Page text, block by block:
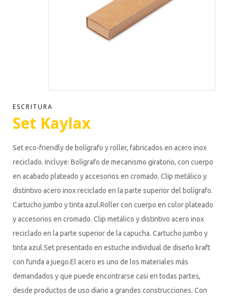
ESCRITURA
Set Kaylax
Set eco-friendly de bolígrafo y roller, fabricados en acero inox
reciclado. Incluye: Bolígrafo de mecanismo giratorio, con cuerpo
en acabado plateado y accesorios en cromado. Clip metálico y
distintivo acero inox reciclado en la parte superior del bolígrafo.
Cartucho jumbo y tinta azul.Roller con cuerpo en color plateado
y accesorios en cromado. Clip metálico y distintivo acero inox
reciclado en la parte superior de la capucha. Cartucho jumbo y
tinta azul.Set presentado en estuche individual de diseño kraft
con funda a juego.El acero es uno de los materiales más
demandados y que puede encontrarse casi en todas partes,
desde productos de uso diario a grandes construcciones. Con